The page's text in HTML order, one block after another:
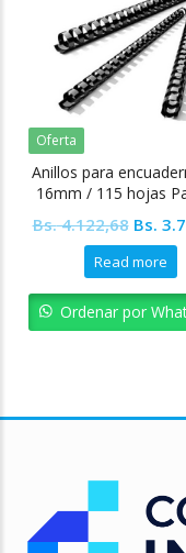
Oferta
Anillos para
16mm / 115 hojas
Bs.4.122,68
price
was:
Bs.
Bs.
Read more
Ordenar por